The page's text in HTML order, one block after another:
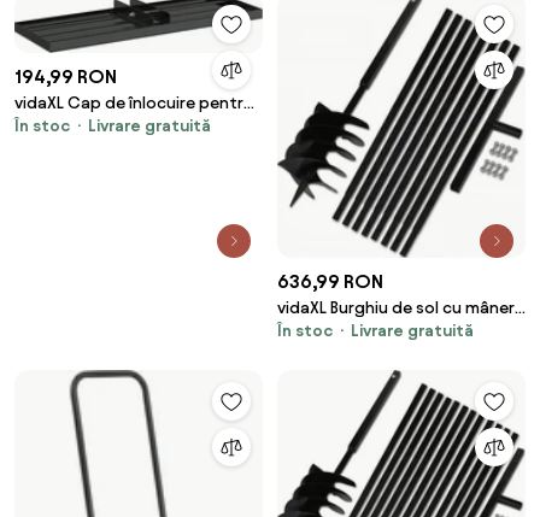
194,99 RON
vidaXL Cap de înlocuire pentru
grebla de grădină Negru 75 x 25
În stoc Livrare gratuită
636,99 RON
vidaXL Burghiu de sol cu mâner
200 mm cu tub prelungitor 9 m,
În stoc Livrare gratuită